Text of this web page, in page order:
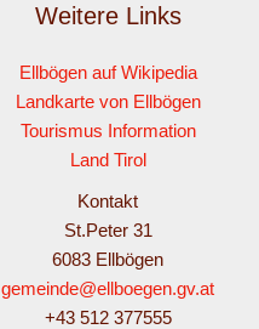
Weitere Links
Ellbögen auf Wikipedia
Landkarte von Ellbögen
Tourismus Information
Land Tirol
Kontakt
St.Peter 31
6083 Ellbögen
gemeinde@ellboegen.gv.at
+43 512 377555